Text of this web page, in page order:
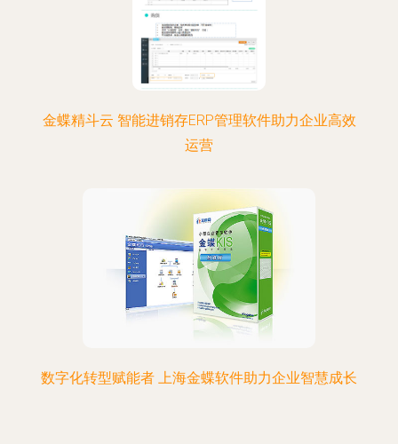
金蝶精斗云 智能进销存ERP管理软件助力企业高效
运营
数字化转型赋能者 上海金蝶软件助力企业智慧成长